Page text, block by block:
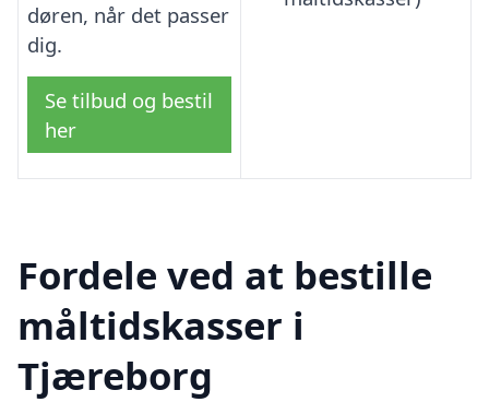
døren, når det passer
dig.
Se tilbud og bestil
her
Fordele ved at bestille
måltidskasser i
Tjæreborg